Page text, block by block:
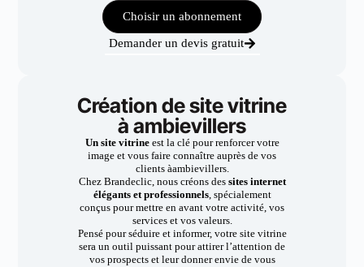
Choisir un abonnement
Demander un devis gratuit
Création de site vitrine
à ambievillers
Un site vitrineest la clé pour renforcer votre
image et vous faire connaître auprès de vos
clients àambievillers.
Chez Brandeclic, nous créons dessites internet
élégants et professionnels, spécialement
conçus pour mettre en avant votre activité, vos
services et vos valeurs.
Pensé pour séduire et informer, votre site vitrine
sera un outil puissant pour attirer l’attention de
vos prospects et leur donner envie de vous